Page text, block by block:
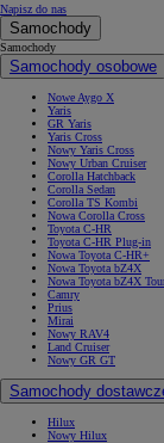
Napisz do nas
Samochody
Samochody
Samochody osobowe
Nowe Aygo X
Yaris
GR Yaris
Yaris Cross
Nowy Yaris Cross
Nowy Urban Cruiser
Corolla Hatchback
Corolla Sedan
Corolla TS Kombi
Nowa Corolla Cross
Toyota C-HR
Toyota C-HR Plug-in
Nowa Toyota C-HR+
Nowa Toyota bZ4X
Nowa Toyota bZ4X
Camry
Prius
Mirai
Nowy RAV4
Land Cruiser
Nowy GR GT
Samochody
Hilux
Nowy Hilux